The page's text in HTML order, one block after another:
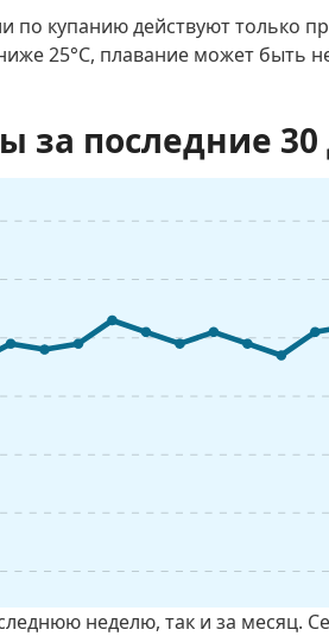
по купанию действуют только
25°C, плавание может быть
за последние
неделю, так и за месяц.